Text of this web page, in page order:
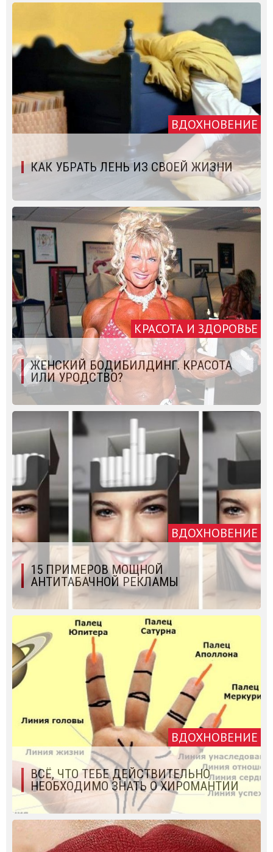
ВДОХНОВЕНИЕ
КАК УБРАТЬ ЛЕНЬ ИЗ СВОЕЙ ЖИЗНИ
КРАСОТА И ЗДОРОВЬЕ
ЖЕНСКИЙ БОДИБИЛДИНГ. КРАСОТА
ИЛИ УРОДСТВО?
ВДОХНОВЕНИЕ
15 ПРИМЕРОВ МОЩНОЙ
АНТИТАБАЧНОЙ РЕКЛАМЫ
ВДОХНОВЕНИЕ
ВСЁ, ЧТО ТЕБЕ ДЕЙСТВИТЕЛЬНО
НЕОБХОДИМО ЗНАТЬ О ХИРОМАНТИИ